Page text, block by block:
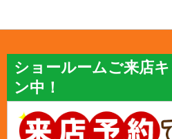
ショールームご来店
ン中！